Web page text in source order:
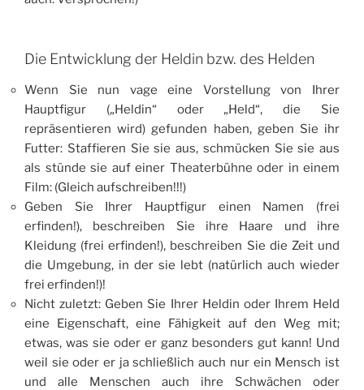
Die Entwicklung der Heldin bzw. des Helden
Wenn Sie nun vage eine Vorstellung von Ihrer
Hauptfigur („Heldin“ oder „Held“, die Sie
repräsentieren wird) gefunden haben, geben Sie ihr
Futter: Staffieren Sie sie aus, schmücken Sie sie aus
als stünde sie auf einer Theaterbühne oder in einem
Film: (Gleich aufschreiben!!!)
Geben Sie Ihrer Hauptfigur einen Namen (frei
erfinden!), beschreiben Sie ihre Haare und ihre
Kleidung (frei erfinden!), beschreiben Sie die Zeit und
die Umgebung, in der sie lebt (natürlich auch wieder
frei erfinden!)!
Nicht zuletzt: Geben Sie Ihrer Heldin oder Ihrem Held
eine Eigenschaft, eine Fähigkeit auf den Weg mit;
etwas, was sie oder er ganz besonders gut kann! Und
weil sie oder er ja schließlich auch nur ein Mensch ist
und alle Menschen auch ihre Schwächen oder